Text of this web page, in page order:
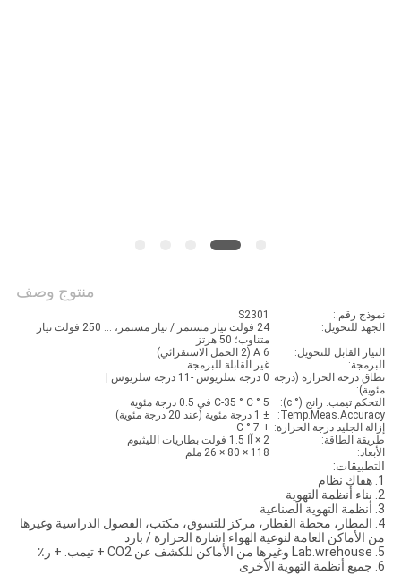
منتوج وصف
نموذج رقم.:
S2301
الجهد للتحويل:
24 فولت تيار مستمر / تيار مستمر، ... 250 فولت تيار
متناوب؛ 50 هرتز
التيار القابل للتحويل:
6 A (2 الحمل الاستقرائي)
البرمجة:
غير القابلة للبرمجة
نطاق درجة الحرارة (درجة
مئوية):
0 درجة سلزيوس -11 درجة سلزيوس |
التحكم تيمب. رانج (° c):
5 ° C-35 ° C في 0.5 درجة مئوية
Temp.Meas.Accuracy:
± 1 درجة مئوية (عند 20 درجة مئوية)
إزالة الجليد درجة الحرارة: + 7 ° C
طريقة الطاقة:
2 × آا 1.5 فولت بطاريات الليثيوم
الأبعاد:
118 × 80 × 26 ملم
التطبيقات:
1. هفاك نظام
2. بناء أنظمة التهوية
3. أنظمة التهوية الصناعية
4. المطار، محطة القطار، مركز للتسوق، مكتب، الفصول الدراسية وغيرها
من الأماكن العامة لنوعية الهواء إشارة الحرارة / بارد
5. Lab.wrehouse وغيرها من الأماكن للكشف عن CO2 + تيمب. + ر٪
6. جميع أنظمة التهوية الأخرى